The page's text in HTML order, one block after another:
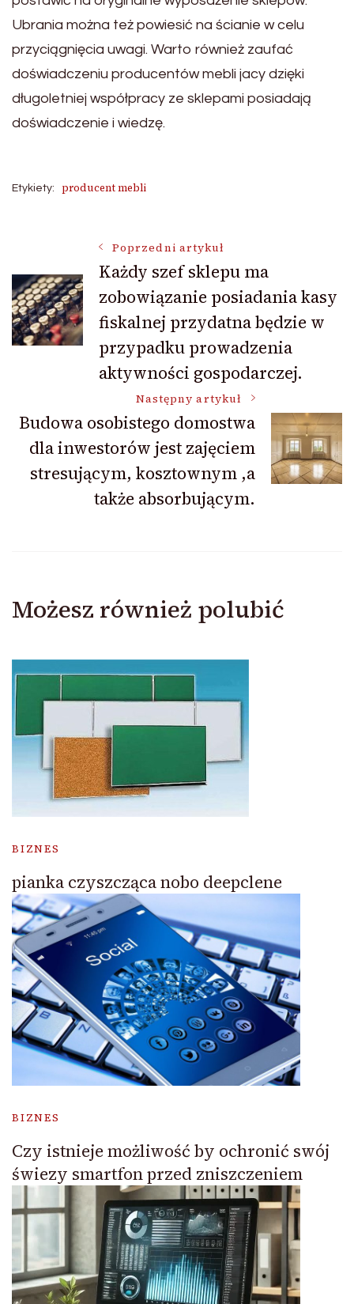
Ubrania można też powiesić na ścianie w celu
przyciągnięcia uwagi. Warto również zaufać
doświadczeniu producentów mebli jacy dzięki
długoletniej współpracy ze sklepami posiadają
doświadczenie i wiedzę.
Etykiety: producent mebli
Nawigacja
wpisu
Poprzedni artykuł
Każdy szef sklepu ma
zobowiązanie posiadania kasy
fiskalnej przydatna będzie w
przypadku prowadzenia
aktywności gospodarczej.
Następny artykuł
Budowa osobistego domostwa
dla inwestorów jest zajęciem
stresującym, kosztownym ,a
także absorbującym.
Możesz również polubić
BIZNES
pianka czyszcząca nobo deepclene
BIZNES
Czy istnieje możliwość by ochronić swój
świezy smartfon przed zniszczeniem